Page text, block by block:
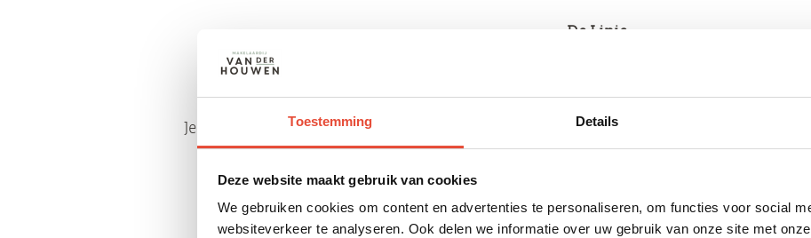
Toestemming Details
Deze website maakt gebruik van cookies
We gebruiken cookies om content en advertenties te personaliseren, om functies voor social
websiteverkeer te analyseren. Ook delen we informatie over uw gebruik van onze site met
De Linie
Binnen Europapark is de wijk De Linie gebouwd. De wijk is ontworpen om een
Je vindt er voornamelijk vrijstaande- en eengezinswoningen waar hoofdzakelijk
ligt de nadruk op de woonfunctie, maar er zijn ook woon/werkcombinaties te
verlengede van de naastgelegen wijk de Oosterpoort kan worden gezien, is
Oosterpoort door te voeren.